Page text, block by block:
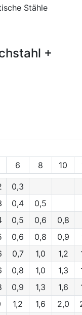
Stähle
+
6 8 10
0,3
0,4
0,5
0,5 0,6
0,8
0,6 0,8 0,9
0,7 1,0 1,2
0,8 1,0 1,3
0,9 1,3 1,6
1,2 1,6 2,0